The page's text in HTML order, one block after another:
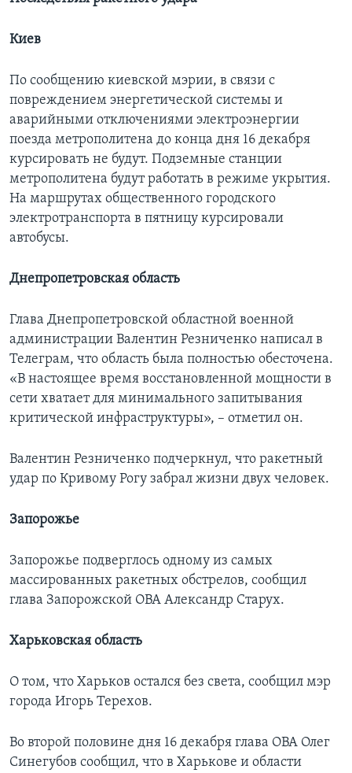
Киев
По сообщению киевской мэрии, в связи с
повреждением энергетической системы и
аварийными отключениями электроэнергии
поезда метрополитена до конца дня 16 декабря
курсировать не будут. Подземные станции
метрополитена будут работать в режиме укрытия.
На маршрутах общественного городского
электротранспорта в пятницу курсировали
автобусы.
Днепропетровская область
Глава Днепропетровской областной военной
администрации Валентин Резниченко написал в
Телеграм, что область была полностью обесточена.
«В настоящее время восстановленной мощности в
сети хватает для минимального запитывания
критической инфраструктуры», – отметил он.
Валентин Резниченко подчеркнул, что ракетный
удар по Кривому Рогу забрал жизни двух человек.
Запорожье
Запорожье подверглось одному из самых
массированных ракетных обстрелов, сообщил
глава Запорожской ОВА Александр Старух.
Харьковская область
О том, что Харьков остался без света, сообщил мэр
города Игорь Терехов.
Во второй половине дня 16 декабря глава ОВА Олег
Синегубов сообщил, что в Харькове и области